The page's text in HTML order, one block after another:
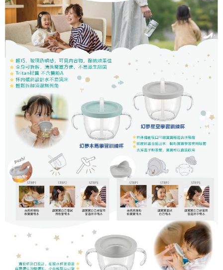
權轉讓予恩沛科技股份有限公司。
２．關於個人資料處理事宜，請瀏覽以下網址：
https://aftee.tw/terms/#terms3
３．未成年的使用者請事先徵得法定代理人或監護人之同意方可使用
「AFTEE先享後付」，若未經同意申辦者引起之損失，本公司不負相關責
４．使用「AFTEE先享後付」時，將依據個別帳號之用戶狀況，依本公司即
時審查核予不同之上限額度；若仍有額度不足之情形，本公司將視審查結果
請求用戶進行身份認證。
５．嚴禁一人註冊多個帳號或使用他人資訊註冊。若發現惡意使用之情形，
恩沛科技股份有限公司將有權停止該用戶之使用額度並採取法律行動。
離島宅配
每筆NT$150，滿NT$890(含以上)免運費